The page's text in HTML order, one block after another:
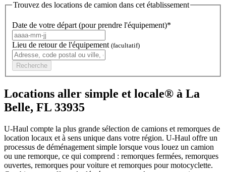
Trouvez des locations de camion dans cet établissement
Date de votre départ (pour prendre l'équipement)*
Lieu de retour de l'équipement (facultatif)
Recherche
Locations aller simple et locale® à La
Belle, FL 33935
U-Haul compte la plus grande sélection de camions et remorques de
location locaux et à sens unique dans votre région. U-Haul offre un
processus de déménagement simple lorsque vous louez un camion
ou une remorque, ce qui comprend : remorques fermées, remorques
ouvertes, remorques pour voiture et remorques pour motocyclette.